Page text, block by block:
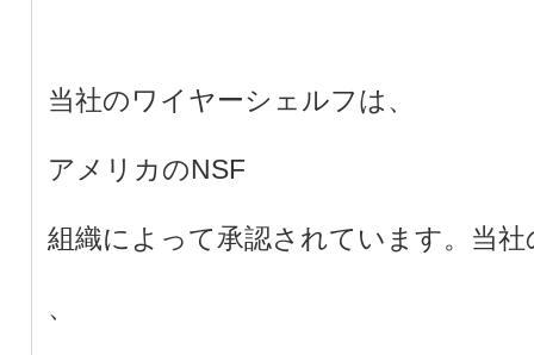
当社のワイヤーシェルフは、
アメリカのNSF
組織によって承認されています。当社
、